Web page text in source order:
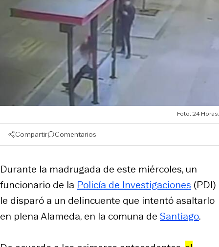
Foto: 24 Horas.
Compartir Comentarios
Durante la madrugada de este miércoles, un
funcionario de la Policía de Investigaciones (PDI)
le disparó a un delincuente que intentó asaltarlo
en plena Alameda, en la comuna de Santiago.